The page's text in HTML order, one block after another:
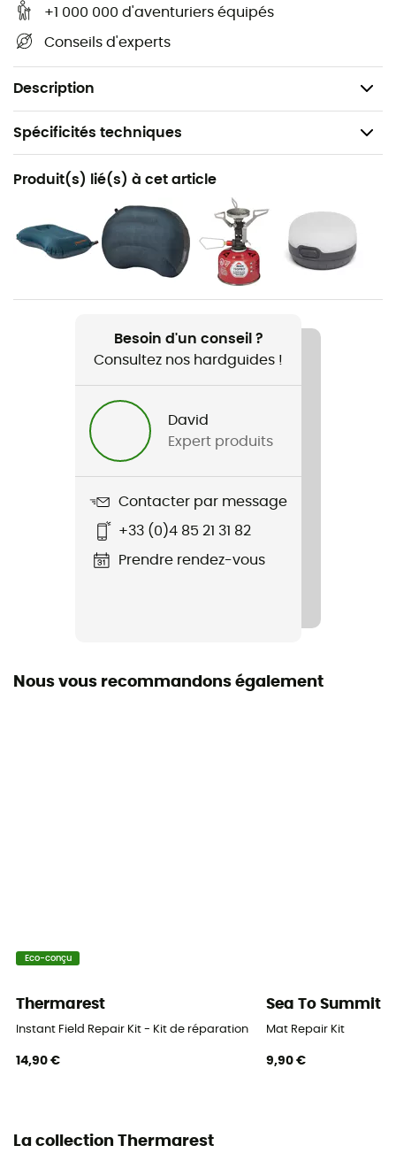
+1 000 000 d'aventuriers équipés
Conseils d'experts
Description
Largeur : 76 cm
Poids : 2 330 g
Spécificités techniques
Recommandé pour
Randonnée / Trekking / Alpinisme / Camping
Genre
Homme / Femme
Poids
Nom du produit
LuxuryMap
Isolation
Matières
Large : 66 x 24 cm - XLarge : 79 x 25 cm
Produit(s) lié(s) à cet article
Besoin d'un conseil ?
Consultez nos hardguides !
David
Expert produits
Contacter par message
+33 (0)4 85 21 31 82
Prendre rendez-vous
Nous vous recommandons également
Eco-conçu
Thermarest
Instant Field Repair Kit - Kit de réparation matelas gonflable
14,90 €
Sea To Summit
Mat Repair Kit
9,90 €
La collection Thermarest